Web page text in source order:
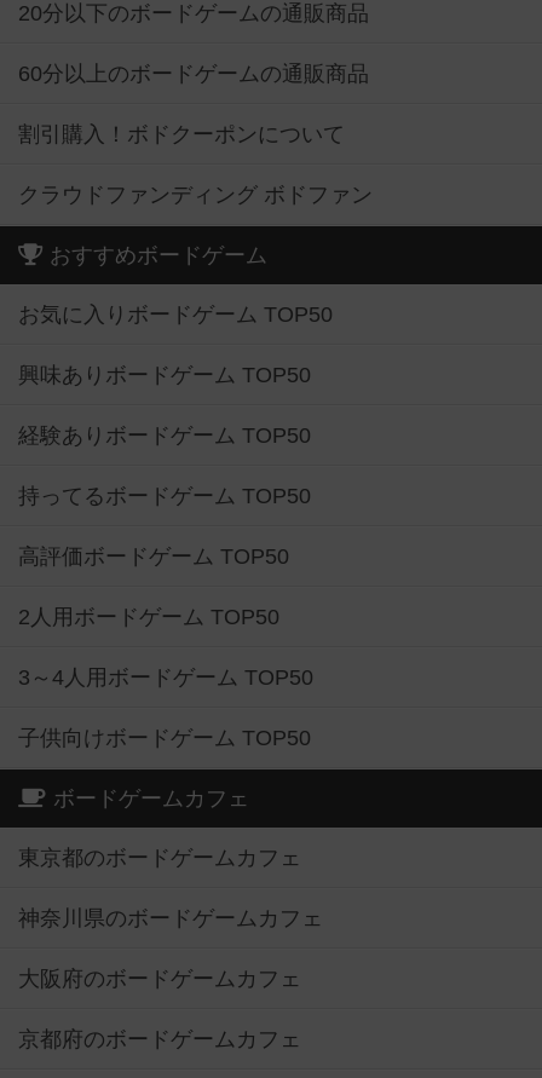
20分以下のボードゲームの通販商品
60分以上のボードゲームの通販商品
割引購入！ボドクーポンについて
クラウドファンディング ボドファン
おすすめボードゲーム
お気に入りボードゲーム TOP50
興味ありボードゲーム TOP50
経験ありボードゲーム TOP50
持ってるボードゲーム TOP50
高評価ボードゲーム TOP50
2人用ボードゲーム TOP50
3～4人用ボードゲーム TOP50
子供向けボードゲーム TOP50
ボードゲームカフェ
東京都のボードゲームカフェ
神奈川県のボードゲームカフェ
大阪府のボードゲームカフェ
京都府のボードゲームカフェ